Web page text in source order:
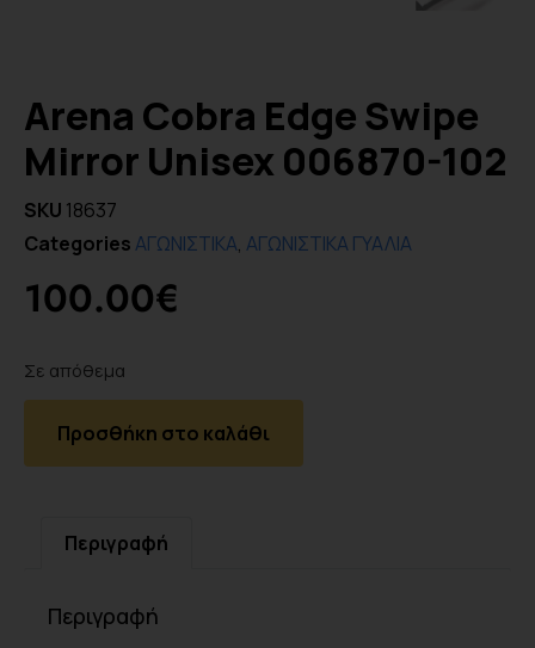
Arena Cobra Edge Swipe
Mirror Unisex 006870-102
SKU 18637
CategoriesΑΓΩΝΙΣΤΙΚΑ, ΑΓΩΝΙΣΤΙΚΑ ΓΥΑΛΙΑ
100.00€
Σε απόθεμα
Προσθήκη στο καλάθι
Περιγραφή
Περιγραφή